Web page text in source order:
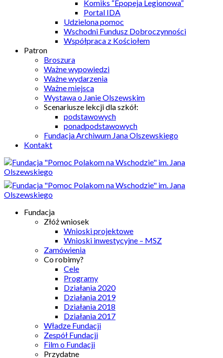
Komiks “Epopeja Legionowa”
Portal IDA
Udzielona pomoc
Wschodni Fundusz Dobroczynności
Współpraca z Kościołem
Patron
Broszura
Ważne wypowiedzi
Ważne wydarzenia
Ważne miejsca
Wystawa o Janie Olszewskim
Scenariusze lekcji dla szkół:
podstawowych
ponadpodstawowych
Fundacja Archiwum Jana Olszewskiego
Kontakt
Fundacja
Złóż wniosek
Wnioski projektowe
Wnioski inwestycyjne – MSZ
Zamówienia
Co robimy?
Cele
Programy
Działania 2020
Działania 2019
Działania 2018
Działania 2017
Władze Fundacji
Zespół Fundacji
Film o Fundacji
Przydatne